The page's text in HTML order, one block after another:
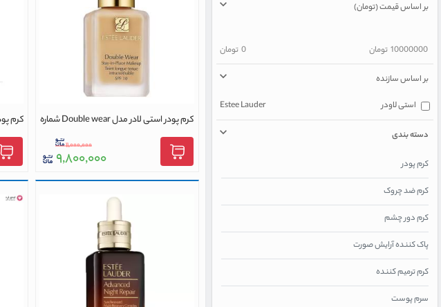
بر اساس قیمت (تومان)
تومان 0 تومان 10000000
بر اساس سازنده
استی لاودر
Estee Lauder
دسته بندی
کرم پودر
کرم ضد چروک
کرم دور چشم
پاک کننده آرایش صورت
کرم ترمیم کننده
سرم پوست
کرم پودر استی لادر مدل Double wear شماره
۱۱,۰۰۰,۰۰۰
۹,۸۰۰,۰۰۰